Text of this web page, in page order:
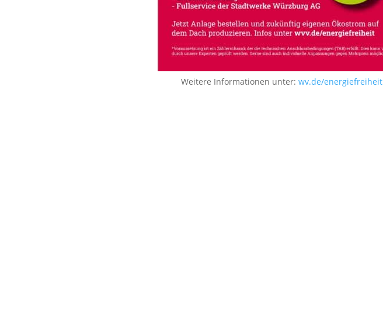
Weitere Informationen unter:wv.de/energiefreiheit